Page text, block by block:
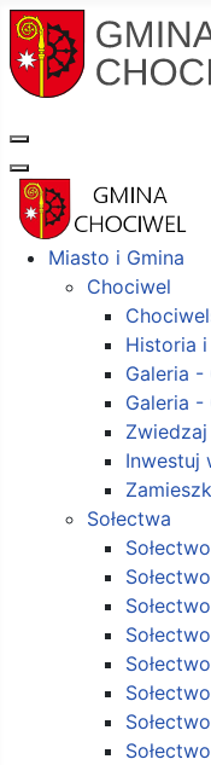
Miasto i Gmina
Chociwel
Historia
Galeria -
Galeria
Inwestuj
Sołectwa